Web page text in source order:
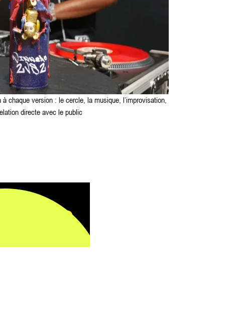
se construire autour de différents styles et
peut être pensée autour du funk, avec une énergie
Une autre peut s’orienter vers la house dance et le
peut mélanger hip-hop, soul, jazz ou live music,
plus hybride, entre performance, jam et rencontre
chaque version : le cercle, la musique, l’improvisation,
directe avec le public